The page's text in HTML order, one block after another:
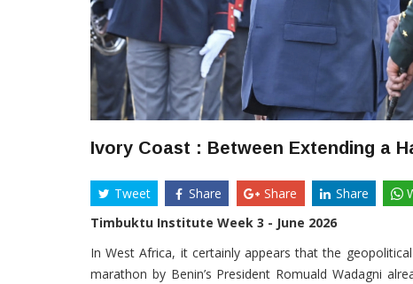
Ivory Coast : Between Extending a
Tweet Share Share Share
Timbuktu Institute Week 3 - June 2026
In West Africa, it certainly appears that the
marathon by Benin’s President Romuald Wadagni